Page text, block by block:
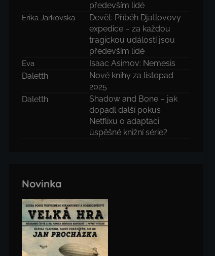
především lidé
Erika Jarkovska
Devět: Příběh Djatlovovy
expedice – za každou
tragickou událostí jsou
především lidé
Eva
Isaac Asimov: Nemesis
Daletth
Nové knihy za listopad
2025
Daletth
Shadow and Bone – jak
dopadl další pokus
Netflixu o adaptaci
úspěšné knižní série?
Novinka